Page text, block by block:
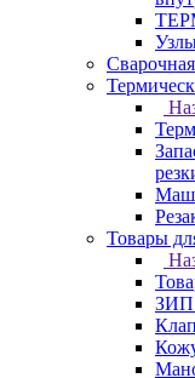
Товары
ЗИП